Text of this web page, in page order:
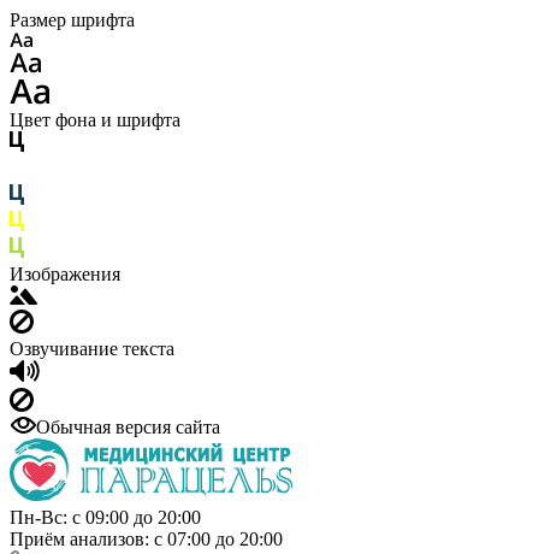
Размер шрифта
Цвет фона и шрифта
Изображения
Озвучивание текста
Обычная версия сайта
Пн-Вс: с 09:00 до 20:00
Приём анализов: с 07:00 до 20:00